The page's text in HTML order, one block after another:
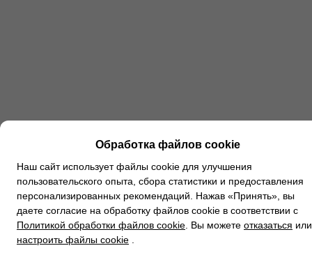
Обработка файлов cookie
Наш сайт использует файлы cookie для улучшения
пользовательского опыта, сбора статистики и предоставления
персонализированных рекомендаций. Нажав «Принять», вы
даете согласие на обработку файлов cookie в соответствии с
Политикой обработки файлов cookie . Вы можете отказаться или
настроить файлы cookie